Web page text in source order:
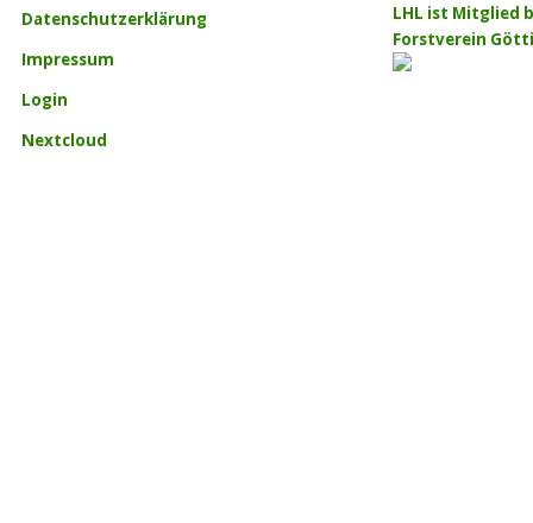
Datenschutzerklärung
Impressum
Login
Nextcloud
LHL ist Mitglied
Forstverein